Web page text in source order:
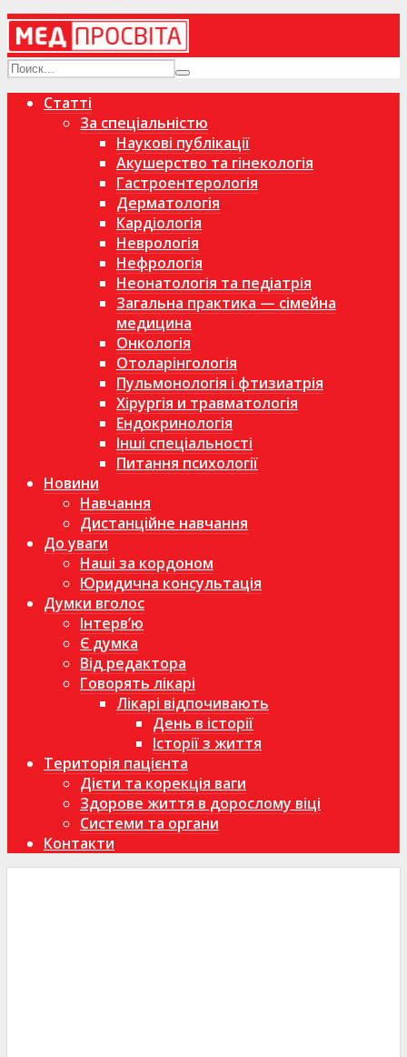
Статті
За спеціальністю
Наукові публікації
Акушерство та гінекологія
Гастроентерологія
Дерматологія
Кардіологія
Неврологія
Нефрологія
Неонатологія та педіатрія
Загальна практика — сімейна
медицина
Онкологія
Отоларінгологія
Пульмонологія і фтизиатрія
Хірургія и травматологія
Ендокринологія
Інші спеціальності
Питання психології
Новини
Навчання
Дистанційне навчання
До уваги
Наші за кордоном
Юридична консультація
Думки вголос
Інтерв’ю
Є думка
Від редактора
Говорять лікарі
Лікарі відпочивають
День в історії
Історії з життя
Територія пацієнта
Дієти та корекція ваги
Здорове життя в дорослому віці
Системи та органи
Контакти